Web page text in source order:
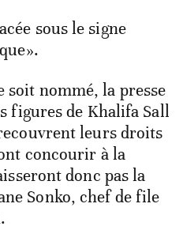
sous le signe
soit nommé, la presse
figures de Khalifa Sall
leurs droits
concourir à la
donc pas la
Sonko, chef de file